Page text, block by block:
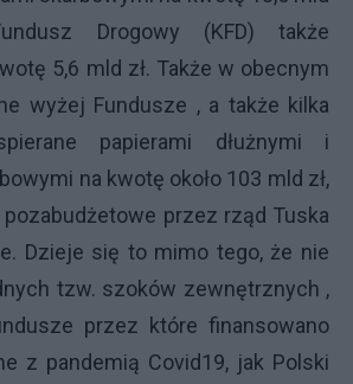
Drogowy (KFD) także
5,6 mld zł. Także w obecnym
wyżej Fundusze , a także kilka
papierami dłużnymi i
na kwotę około 103 mld zł,
pozabudżetowe przez rząd Tuska
Dzieje się to mimo tego, że nie
tzw. szoków zewnętrznych ,
przez które finansowano
z pandemią Covid19, jak Polski